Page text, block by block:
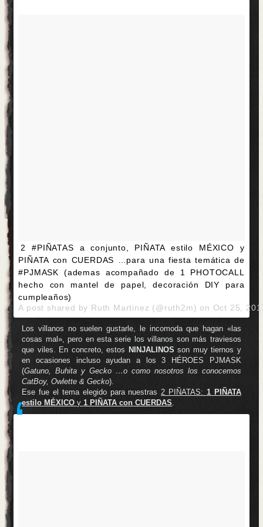
2 #PIÑATAS a conjunto, PIÑATA estilo MÉXICO y
PIÑATA con CUERDAS …para una fiesta temática de
#PJMASK (ademas acompañado de 1 PHOTOCALL
hecho con mantel de papel, decoración DIY para
cumpleaños)
A post shared by Ruth Martinez (@ruth2m) on Oct 25,
Los villanos no suelen gustarle, le incomoda que hagan «las
cosas mal», pero en esta serie los villanos son más traviesos
que viles. En concreto, estos NINJALINOS son muy tiernos y
en ocasiones incluso ayudan a los 3 HÉROES PJMASK
(Gatuno, Buhita y Gecko …o como nosotros los conocemos
CatBoy, Owlette & Gecko).
Ese fue el tema elegido para nuestras 2 PIÑATAS: 1 PIÑATA
estilo MÉXICO y1 PIÑATA con CUERDAS